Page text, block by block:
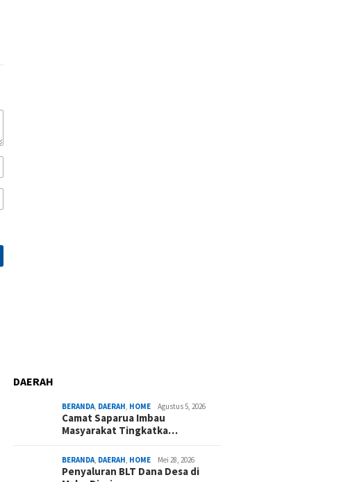
DAERAH
BERANDA DAERAH HOME Agustus 5, 2026
Camat Saparua Imbau
Masyarakat Tingkatka…
BERANDA DAERAH HOME Mei 28, 2026
Penyaluran BLT Dana Desa di